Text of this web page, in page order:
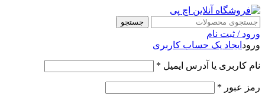
جستجو
ورود / ثبت نام
ورود ایجاد یک حساب کاربری
نام کاربری یا آدرس ایمیل *
رمز عبور *